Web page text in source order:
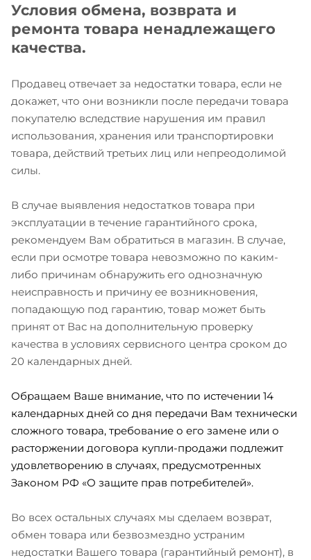
Условия обмена, возврата и
ремонта товара ненадлежащего
качества.
Продавец отвечает за недостатки товара, если не
докажет, что они возникли после передачи товара
покупателю вследствие нарушения им правил
использования, хранения или транспортировки
товара, действий третьих лиц или непреодолимой
силы.
В случае выявления недостатков товара при
эксплуатации в течение гарантийного срока,
рекомендуем Вам обратиться в магазин. В случае,
если при осмотре товара невозможно по каким-
либо причинам обнаружить его однозначную
неисправность и причину ее возникновения,
попадающую под гарантию, товар может быть
принят от Вас на дополнительную проверку
качества в условиях сервисного центра сроком до
20 календарных дней.
Обращаем Ваше внимание, что по истечении 14
календарных дней со дня передачи Вам технически
сложного товара, требование о его замене или о
расторжении договора купли-продажи подлежит
удовлетворению в случаях, предусмотренных
Законом РФ «О защите прав потребителей».
Во всех остальных случаях мы сделаем возврат,
обмен товара или безвозмездно устраним
недостатки Вашего товара (гарантийный ремонт), в